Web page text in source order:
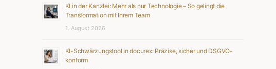
KI in der Kanzlei: Mehr als nur Technologie – So gelingt die
Transformation mit Ihrem Team
1. August 2026
KI-Schwärzungstool in docurex: Präzise, sicher und DSGVO-
konform